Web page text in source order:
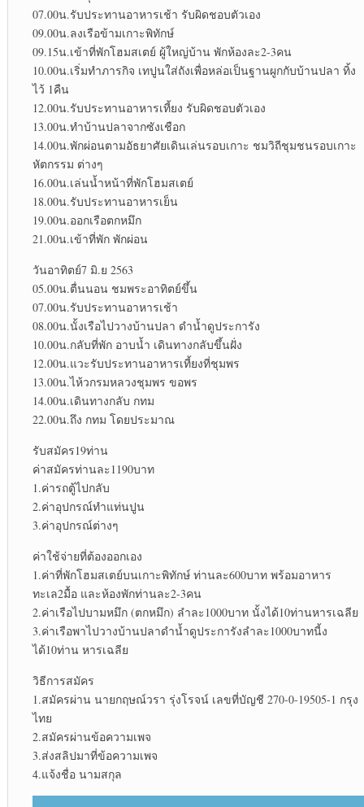
07.00น.รับประทานอาหารเช้า รับผิดชอบตัวเอง
09.00น.ลงเรือข้ามเกาะพิทักษ์
09.15น.เข้าที่พักโฮมสเตย์ ผู้ใหญ่บ้าน พักห้องละ2-3คน
10.00น.เริ่มทำภารกิจ เทปูนใส่ถังเพื่อหล่อเป็นฐานผูกกับบ้านปลา ทิ้ง
ไว้ 1คืน
12.00น.รับประทานอาหารเที้ยง รับผิดชอบตัวเอง
13.00น.ทำบ้านปลาจากซังเชือก
14.00น.พักผ่อนตามอัธยาศัยเดินเล่นรอบเกาะ ชมวิถีชุมชนรอบเกาะ
หัตกรรม ต่างๆ
16.00น.เล่นน้ำหน้าที่พักโฮมสเตย์
18.00น.รับประทานอาหารเย็น
19.00น.ออกเรือตกหมึก
21.00น.เข้าที่พัก พักผ่อน
วันอาทิตย์7 มิ.ย 2563
05.00น.ตื่นนอน ชมพระอาทิตย์ขึ้น
07.00น.รับประทานอาหารเช้า
08.00น.นั้งเรือไปวางบ้านปลา ดำน้ำดูประการัง
10.00น.กลับที่พัก อาบน้ำ เดินทางกลับขึ้นฝั่ง
12.00น.แวะรับประทานอาหารเที้ยงที่ชุมพร
13.00น.ไห้วกรมหลวงชุมพร ขอพร
14.00น.เดินทางกลับ กทม
22.00น.ถึง กทม โดยประมาณ
รับสมัคร19ท่าน
ค่าสมัครท่านละ1190บาท
1.ค่ารถตู้ไปกลับ
2.ค่าอุปกรณ์ทำแท่นปูน
3.ค่าอุปกรณ์ต่างๆ
ค่าใช้จ่ายที่ต้องออกเอง
1.ค่าที่พักโฮมสเตย์บนเกาะพิทักษ์ ท่านละ600บาท พร้อมอาหาร
ทะเล2มื้อ และห้องพักท่านละ2-3คน
2.ค่าเรือไปบามหมึก (ตกหมึก) ลำละ1000บาท นั้งได้10ท่านหารเฉลีย
3.ค่าเรือพาไปวางบ้านปลาดำน้ำดูประการังลำละ1000บาทนี้ง
ได้10ท่าน หารเฉลีย
วิธีการสมัคร
1.สมัครผ่าน นายกฤษณ์วรา รุ่งโรจน์ เลขที่บัญชี 270-0-19505-1 กรุง
ไทย
2.สมัครผ่านข้อความเพจ
3.ส่งสลิปมาที่ข้อความเพจ
4.แจ้งชื่อ นามสกุล